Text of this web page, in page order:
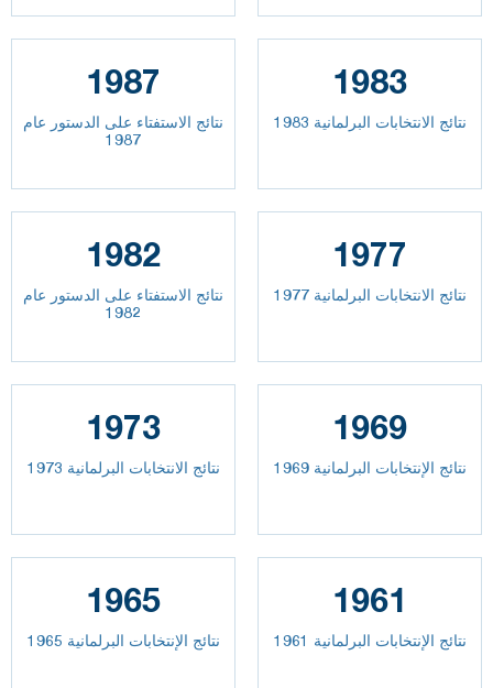
1987
نتائج الاستفتاء على الدستور عام
1987
1983
نتائج الانتخابات البرلمانية 1983
1982
نتائج الاستفتاء على الدستور عام
1982
1977
نتائج الانتخابات البرلمانية 1977
1973
نتائج الانتخابات البرلمانية 1973
1969
نتائج الإنتخابات البرلمانية 1969
1965
نتائج الإنتخابات البرلمانية 1965
1961
نتائج الإنتخابات البرلمانية 1961